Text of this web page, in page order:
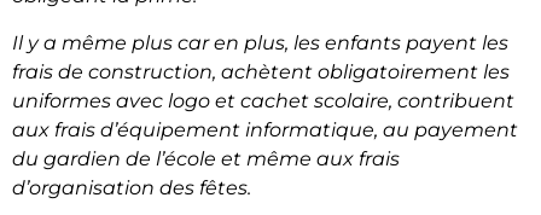
Il y a même plus car en plus, les enfants payent les
frais de construction, achètent obligatoirement les
uniformes avec logo et cachet scolaire, contribuent
aux frais d’équipement informatique, au payement
du gardien de l’école et même aux frais
d’organisation des fêtes.